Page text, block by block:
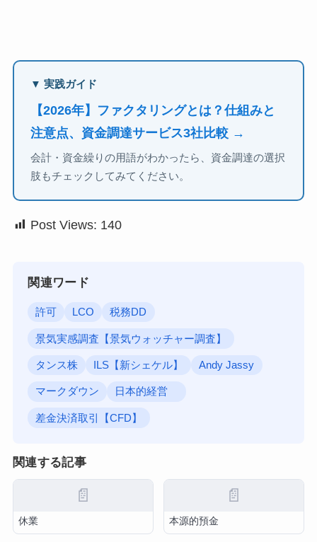
▼ 実践ガイド
【2026年】ファクタリングとは？仕組みと
注意点、資金調達サービス3社比較 →
会計・資金繰りの用語がわかったら、資金調達の選択
肢もチェックしてみてください。
Post Views: 140
関連ワード
許可 LCO 税務DD
景気実感調査【景気ウォッチャー調査】
タンス株 ILS【新シェケル】 Andy Jassy
マークダウン 日本的経営
差金決済取引【CFD】
関連する記事
📄
休業
📄
本源的預金